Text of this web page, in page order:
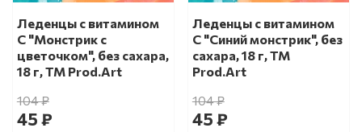
Леденцы с витамином
С "Монстрик с
цветочком", без сахара,
18 г, ТМ Prod.Art
104 ₽
45 ₽
Леденцы с витамином
С "Синий монстрик", без
сахара, 18 г, ТМ
Prod.Art
104 ₽
45 ₽